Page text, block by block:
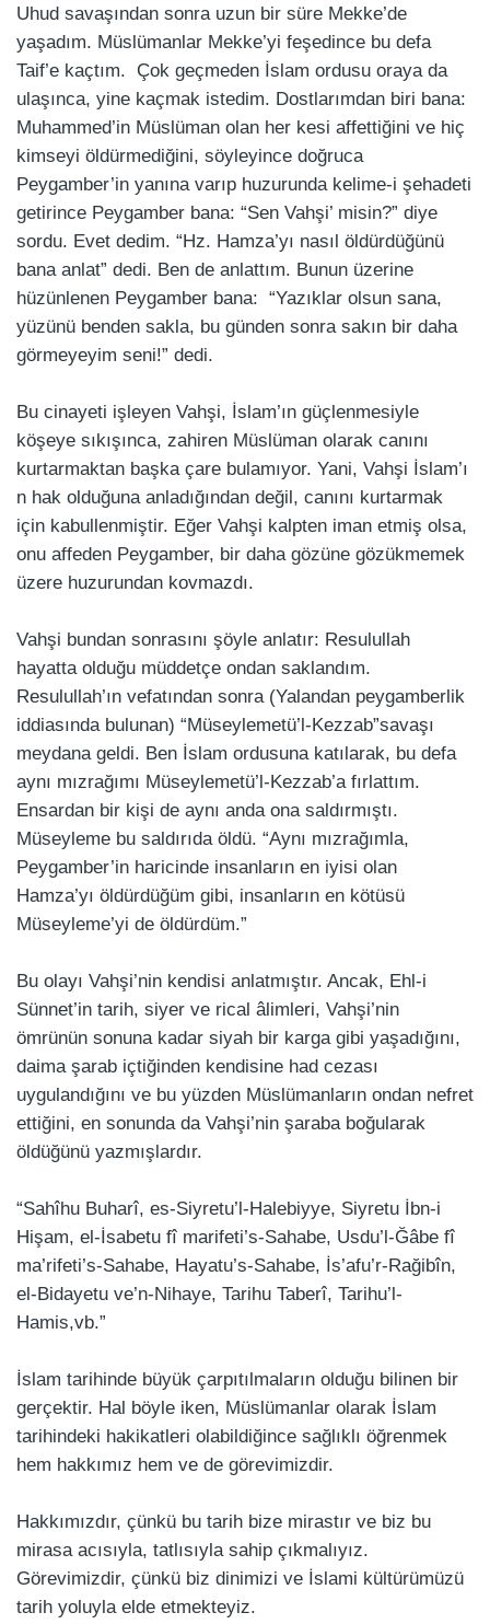
Uhud savaşından sonra uzun bir süre Mekke’de
yaşadım. Müslümanlar Mekke’yi feşedince bu defa
Taif’e kaçtım. Çok geçmeden İslam ordusu oraya da
ulaşınca, yine kaçmak istedim. Dostlarımdan biri bana:
Muhammed’in Müslüman olan her kesi affettiğini ve hiç
kimseyi öldürmediğini, söyleyince doğruca
Peygamber’in yanına varıp huzurunda kelime-i şehadeti
getirince Peygamber bana: “Sen Vahşi’ misin?” diye
sordu. Evet dedim. “Hz. Hamza’yı nasıl öldürdüğünü
bana anlat” dedi. Ben de anlattım. Bunun üzerine
hüzünlenen Peygamber bana: “Yazıklar olsun sana,
yüzünü benden sakla, bu günden sonra sakın bir daha
görmeyeyim seni!” dedi.
Bu cinayeti işleyen Vahşi, İslam’ın güçlenmesiyle
köşeye sıkışınca, zahiren Müslüman olarak canını
kurtarmaktan başka çare bulamıyor. Yani, Vahşi İslam’ı
n hak olduğuna anladığından değil, canını kurtarmak
için kabullenmiştir. Eğer Vahşi kalpten iman etmiş olsa,
onu affeden Peygamber, bir daha gözüne gözükmemek
üzere huzurundan kovmazdı.
Vahşi bundan sonrasını şöyle anlatır: Resulullah
hayatta olduğu müddetçe ondan saklandım.
Resulullah’ın vefatından sonra (Yalandan peygamberlik
iddiasında bulunan) “Müseylemetü’l-Kezzab”savaşı
meydana geldi. Ben İslam ordusuna katılarak, bu defa
aynı mızrağımı Müseylemetü’l-Kezzab’a fırlattım.
Ensardan bir kişi de aynı anda ona saldırmıştı.
Müseyleme bu saldırıda öldü. “Aynı mızrağımla,
Peygamber’in haricinde insanların en iyisi olan
Hamza’yı öldürdüğüm gibi, insanların en kötüsü
Müseyleme’yi de öldürdüm.”
Bu olayı Vahşi’nin kendisi anlatmıştır. Ancak, Ehl-i
Sünnet’in tarih, siyer ve rical âlimleri, Vahşi’nin
ömrünün sonuna kadar siyah bir karga gibi yaşadığını,
daima şarab içtiğinden kendisine had cezası
uygulandığını ve bu yüzden Müslümanların ondan nefret
ettiğini, en sonunda da Vahşi’nin şaraba boğularak
öldüğünü yazmışlardır.
“Sahîhu Buharî, es-Siyretu’l-Halebiyye, Siyretu İbn-i
Hişam, el-İsabetu fî marifeti’s-Sahabe, Usdu’l-Ğâbe fî
ma’rifeti’s-Sahabe, Hayatu’s-Sahabe, İs’afu’r-Rağibîn,
el-Bidayetu ve’n-Nihaye, Tarihu Taberî, Tarihu’l-
Hamis,vb.”
İslam tarihinde büyük çarpıtılmaların olduğu bilinen bir
gerçektir. Hal böyle iken, Müslümanlar olarak İslam
tarihindeki hakikatleri olabildiğince sağlıklı öğrenmek
hem hakkımız hem ve de görevimizdir.
Hakkımızdır, çünkü bu tarih bize mirastır ve biz bu
mirasa acısıyla, tatlısıyla sahip çıkmalıyız.
Görevimizdir, çünkü biz dinimizi ve İslami kültürümüzü
tarih yoluyla elde etmekteyiz.